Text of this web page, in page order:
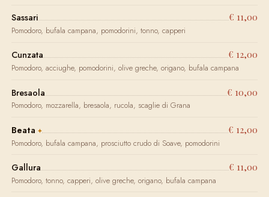
Sassari € 11,00
Pomodoro, bufala campana, pomodorini, tonno, capperi
Cunzata € 12,00
Pomodoro, acciughe, pomodorini, olive greche, origano, bufala campana
Bresaola € 10,00
Pomodoro, mozzarella, bresaola, rucola, scaglie di Grana
Beata € 12,00
Pomodoro, bufala campana, prosciutto crudo di Soave, pomodorini
Gallura € 11,00
Pomodoro, tonno, capperi, olive greche, origano, bufala campana